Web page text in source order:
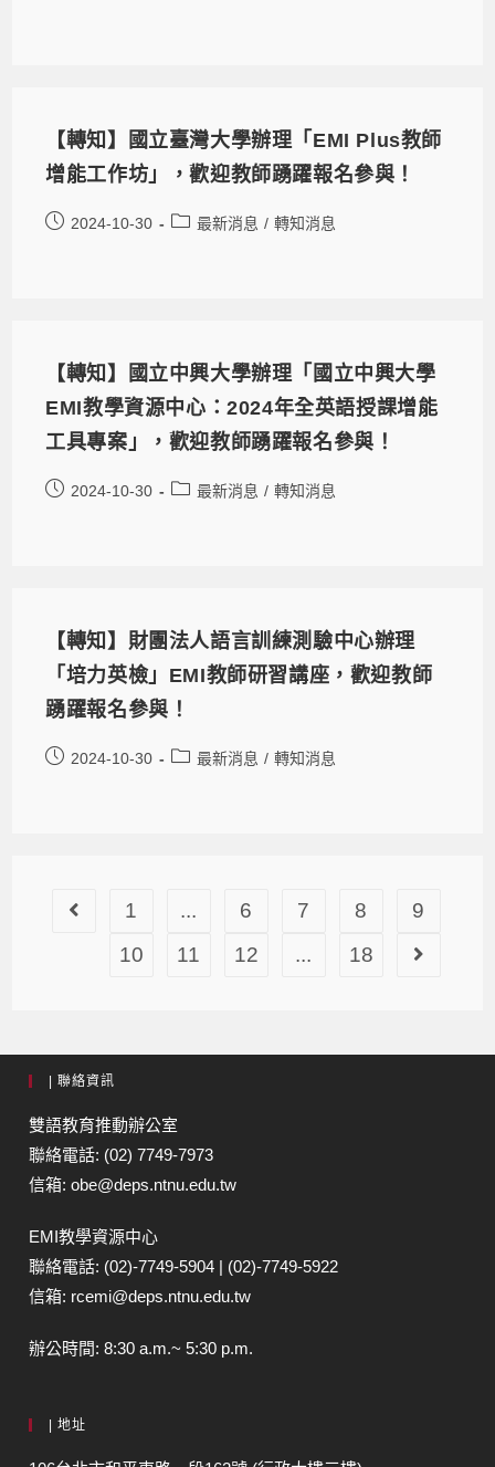
【轉知】國立臺灣大學辦理「EMI Plus教師
增能工作坊」，歡迎教師踴躍報名參與！
2024-10-30 最新消息 / 轉知消息
【轉知】國立中興大學辦理「國立中興大學
EMI教學資源中心：2024年全英語授課增能
工具專案」，歡迎教師踴躍報名參與！
2024-10-30 最新消息 / 轉知消息
【轉知】財團法人語言訓練測驗中心辦理
「培力英檢」EMI教師研習講座，歡迎教師
踴躍報名參與！
2024-10-30 最新消息 / 轉知消息
1 ... 6 7 8
9
10
11 12 ... 18
| 聯絡資訊
雙語教育推動辦公室
聯絡電話: (02) 7749-7973
信箱: obe@deps.ntnu.edu.tw
EMI教學資源中心
聯絡電話: (02)-7749-5904 | (02)-7749-5922
信箱: rcemi@deps.ntnu.edu.tw
辦公時間: 8:30 a.m.~ 5:30 p.m.
| 地址